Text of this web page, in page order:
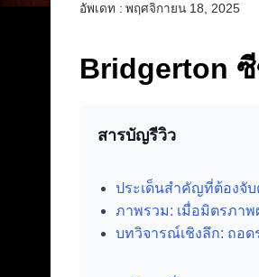
อัพเดท : พฤศจิกายน 18, 2025
Bridgerton
สารบัญรีวิว
ประเด็นสำคัญที่ต้องจับ
ภาพรวม: เมื่อมิตรภา
บทวิจารณ์เชิงลึก: ถอ